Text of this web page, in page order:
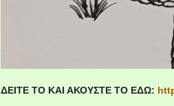
ΔΕΙΤΕ ΤΟ ΚΑΙ ΑΚΟΥΣΤΕ ΤΟ ΕΔΩ: